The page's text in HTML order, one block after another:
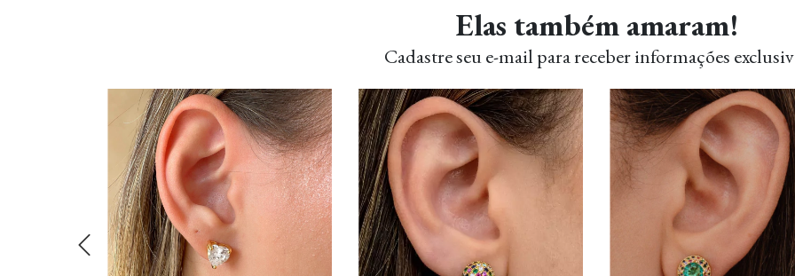
Elas também amaram!
Cadastre seu e-mail para receber informações